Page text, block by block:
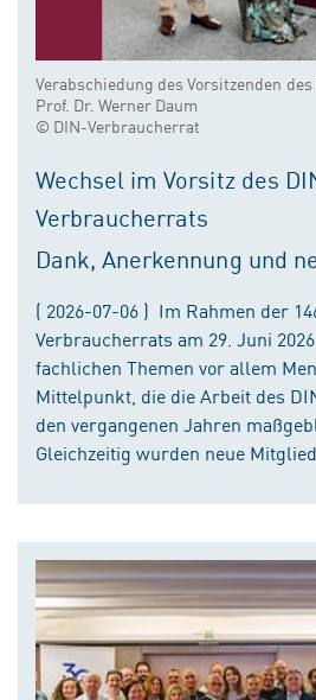
Verabschiedung des Vorsitzenden
Prof. Dr. Werner Daum
© DIN-Verbraucherrat
Wechsel im Vorsitz des
Verbraucherrats
Dank, Anerkennung und
( 2026-07-06 ) Im Rahmen der
Verbraucherrats am 29. Juni
fachlichen Themen vor allem
Mittelpunkt, die die Arbeit des
den vergangenen Jahren
Gleichzeitig wurden neue